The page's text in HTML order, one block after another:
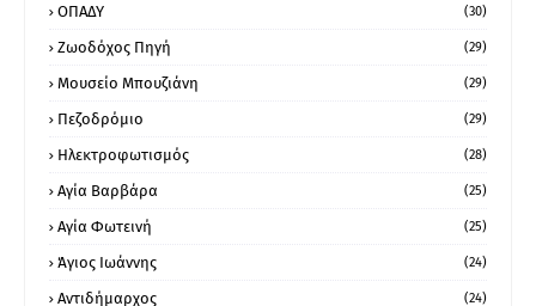
ΟΠΑΔΥ (30)
Ζωοδόχος Πηγή (29)
Μουσείο Μπουζιάνη (29)
Πεζοδρόμιο (29)
Ηλεκτροφωτισμός (28)
Αγία Βαρβάρα (25)
Αγία Φωτεινή (25)
Άγιος Ιωάννης (24)
Αντιδήμαρχος (24)